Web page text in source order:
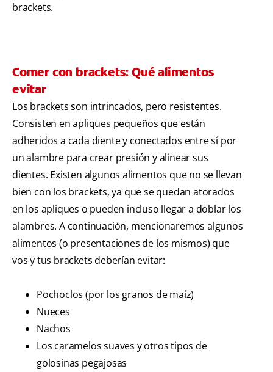
brackets.
Comer con brackets: Qué alimentos
evitar
Los brackets son intrincados, pero resistentes.
Consisten en apliques pequeños que están
adheridos a cada diente y conectados entre sí por
un alambre para crear presión y alinear sus
dientes. Existen algunos alimentos que no se llevan
bien con los brackets, ya que se quedan atorados
en los apliques o pueden incluso llegar a doblar los
alambres. A continuación, mencionaremos algunos
alimentos (o presentaciones de los mismos) que
vos y tus brackets deberían evitar:
Pochoclos (por los granos de maíz)
Nueces
Nachos
Los caramelos suaves y otros tipos de
golosinas pegajosas